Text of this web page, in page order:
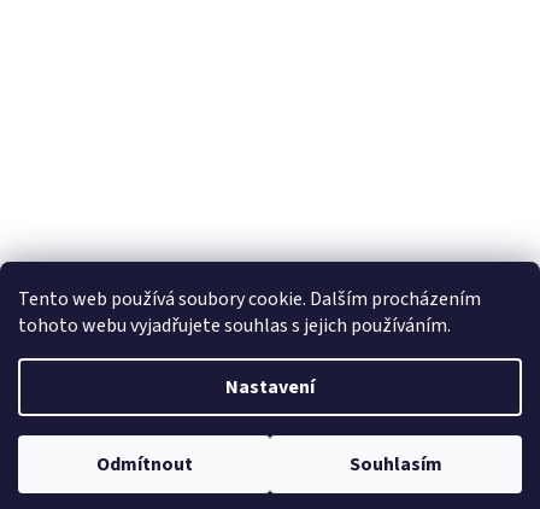
Tento web používá soubory cookie. Dalším procházením
tohoto webu vyjadřujete souhlas s jejich používáním.
Nastavení
Odmítnout Souhlasím